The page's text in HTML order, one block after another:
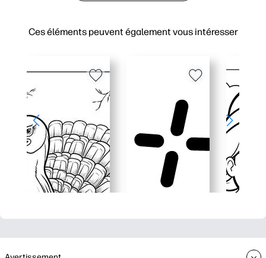
Ces éléments peuvent également vous intéresser